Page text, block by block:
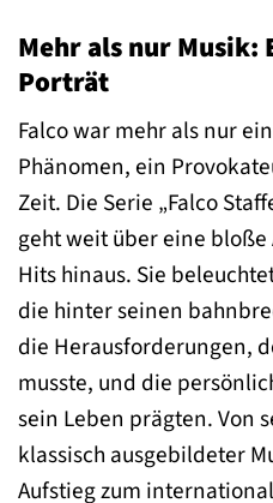
Mehr als nur
Porträt
Falco war mehr als nur
Phänomen, ein
Zeit. Die Serie „Falco
geht weit über eine
Hits hinaus. Sie
die hinter seinen
die Herausforderungen,
musste, und die
sein Leben prägten. Von
klassisch ausgebildeter
Aufstieg zum